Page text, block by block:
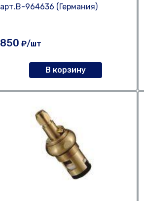
арт.В-964636 (Германия)
850 ₽/шт
В корзину